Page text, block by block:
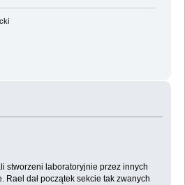
stworzeni laboratoryjnie przez innych
dał początek sekcie tak zwanych